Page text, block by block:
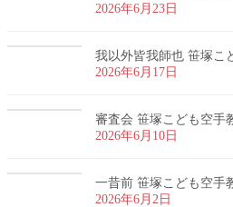
2026年6月23日
我以外皆我師也 笹塚こ
2026年6月17日
審査会 笹塚こども空手
2026年6月10日
一昔前 笹塚こども空手
2026年6月2日